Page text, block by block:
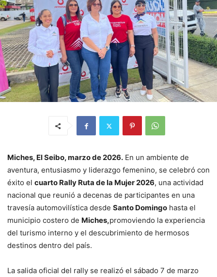
Miches, El Seibo, marzo de 2026. En un ambiente de
aventura, entusiasmo y liderazgo femenino, se celebró con
éxito el cuarto Rally Ruta de la Mujer 2026, una actividad
nacional que reunió a decenas de participantes en una
travesía automovilística desde Santo Domingo hasta el
municipio costero de Miches,promoviendo la experiencia
del turismo interno y el descubrimiento de hermosos
destinos dentro del país.
La salida oficial del rally se realizó el sábado 7 de marzo